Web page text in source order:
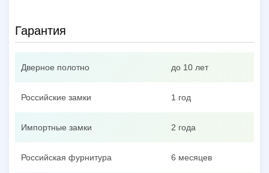
Гарантия
Дверное полотно до 10 лет
Российские замки 1 год
Импортные замки 2 года
Российская фурнитура 6 месяцев